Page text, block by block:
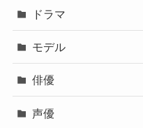
ドラマ
モデル
俳優
声優